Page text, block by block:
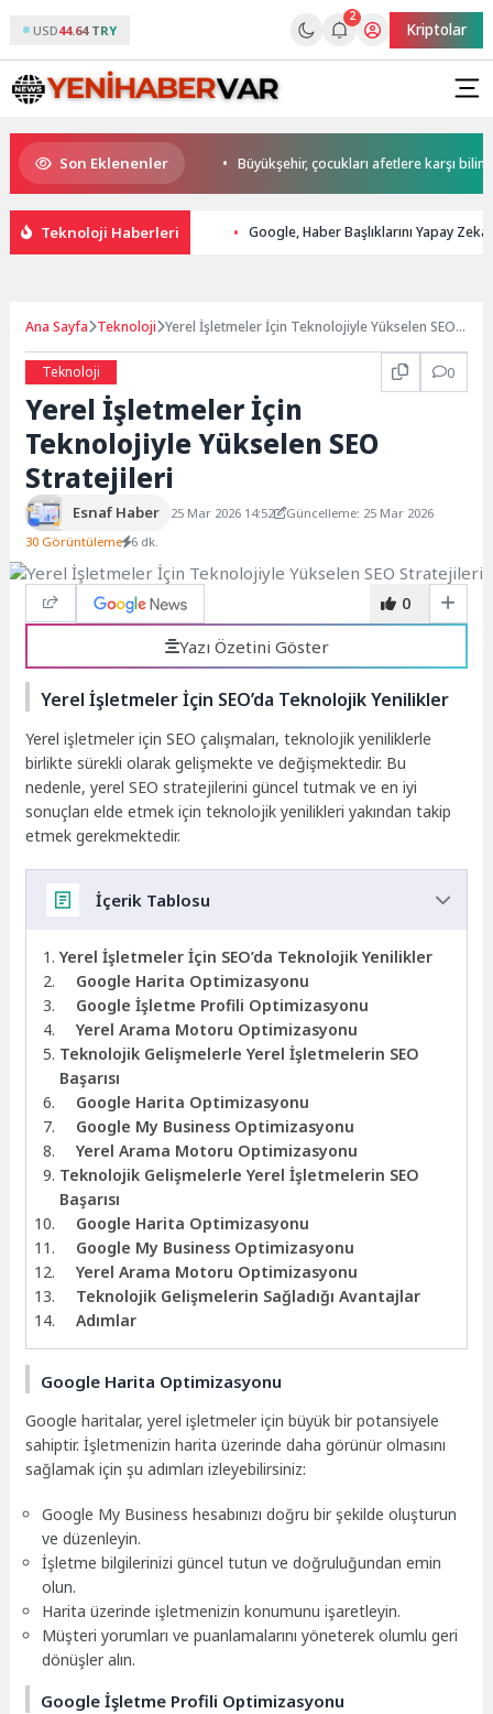
USD44.64 TRY
2
Kriptolar
Son Eklenenler
Büyükakın’dan Büyükşehir, çocukları afetlere karşı
Teknoloji Haberleri Google, Haber Başlıklarını Yapay
Ana Sayfa Teknoloji Yerel İşletmeler İçin Teknolojiyle Yükselen SEO
Teknoloji
0
Yerel İşletmeler İçin
Teknolojiyle Yükselen SEO
Stratejileri
Esnaf Haber 25 Mar 2026 14:52
Güncelleme: 25 Mar 2026
30 Görüntüleme 6 dk.
0
Yazı Özetini Göster
Yerel İşletmeler İçin SEO’da Teknolojik Yenilikler
Yerel işletmeler için SEO çalışmaları, teknolojik yeniliklerle
birlikte sürekli olarak gelişmekte ve değişmektedir. Bu
nedenle, yerel SEO stratejilerini güncel tutmak ve en iyi
sonuçları elde etmek için teknolojik yenilikleri yakından takip
etmek gerekmektedir.
İçerik Tablosu
Yerel İşletmeler İçin SEO’da Teknolojik Yenilikler
Google Harita Optimizasyonu
Google İşletme Profili Optimizasyonu
Yerel Arama Motoru Optimizasyonu
Teknolojik Gelişmelerle Yerel İşletmelerin SEO
Başarısı
Google Harita Optimizasyonu
Google My Business Optimizasyonu
Yerel Arama Motoru Optimizasyonu
Teknolojik Gelişmelerle Yerel İşletmelerin SEO
Başarısı
Google Harita Optimizasyonu
Google My Business Optimizasyonu
Yerel Arama Motoru Optimizasyonu
Teknolojik Gelişmelerin Sağladığı Avantajlar
Adımlar
Google Harita Optimizasyonu
Google haritalar, yerel işletmeler için büyük bir potansiyele
sahiptir. İşletmenizin harita üzerinde daha görünür olmasını
sağlamak için şu adımları izleyebilirsiniz:
Google My Business hesabınızı doğru bir şekilde oluşturun
ve düzenleyin.
İşletme bilgilerinizi güncel tutun ve doğruluğundan emin
olun.
Harita üzerinde işletmenizin konumunu işaretleyin.
Müşteri yorumları ve puanlamalarını yöneterek olumlu geri
dönüşler alın.
Google İşletme Profili Optimizasyonu